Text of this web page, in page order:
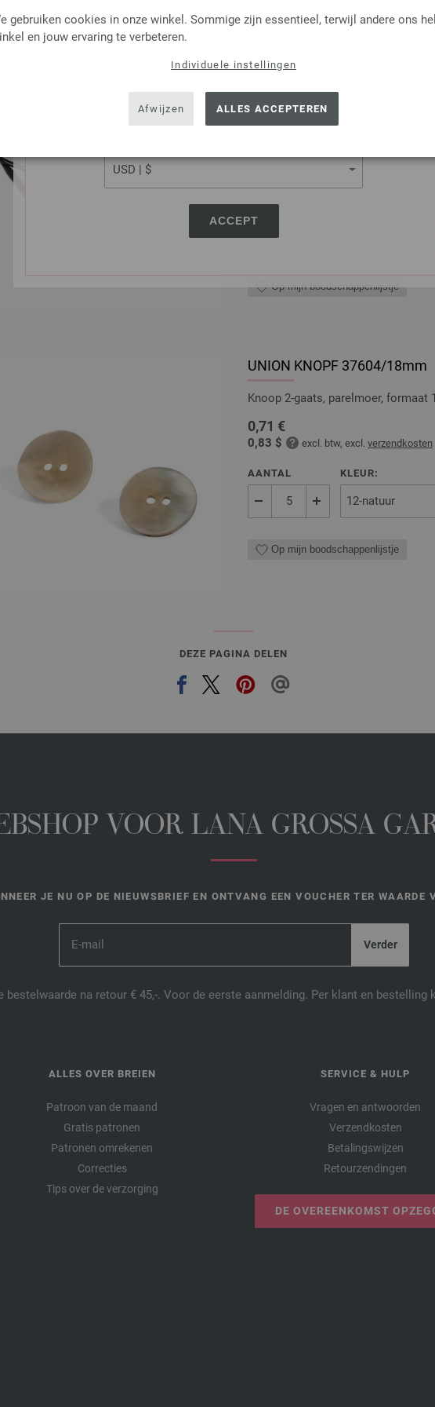
SHIPPING TO
USA - The United States of America
ACCEPT
gebruiken cookies in onze winkel. Sommige zijn essentieel, terwijl andere ons
en jouw ervaring te verbeteren.
Individuele instellingen
Afwijzen ALLES ACCEPTEREN
Rondbreinaalden Designer
Rondbreinaalden designer hout
8,36 €
IN MIJN
Op mijn boodschappenlijstje
UNION KNOPF 37604/18mm
Knoop 2-gaats, parelmoer, formaat
0,71 €
0,83 $ excl. btw, excl. verzendkosten
AANTAL KLEUR:
Op mijn boodschappenlijstje
DEZE PAGINA DELEN
VOOR LANA GROSSA
JE NU OP DE NIEUWSBRIEF EN ONTVANG EEN VOUCHER TER WAARDE
na retour € 45,-. Voor de eerste aanmelding. Per klant en bestelling
ALLES OVER BREIEN
Patroon van de maand
Gratis patronen
Patronen omrekenen
Correcties
Tips over de verzorging
SERVICE & HULP
Vragen en antwoorden
Verzendkosten
Betalingswijzen
Retourzendingen
DE OVEREENKOMST